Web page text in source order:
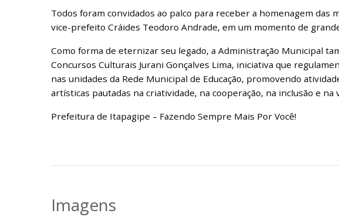
Todos foram convidados ao palco para receber a homenagem das
vice-prefeito Cráides Teodoro Andrade, em um momento de
Como forma de eternizar seu legado, a Administração Municipal
Concursos Culturais Jurani Gonçalves Lima, iniciativa que
nas unidades da Rede Municipal de Educação, promovendo
artísticas pautadas na criatividade, na cooperação, na inclusão e na
Prefeitura de Itapagipe – Fazendo Sempre Mais Por Você!
Imagens